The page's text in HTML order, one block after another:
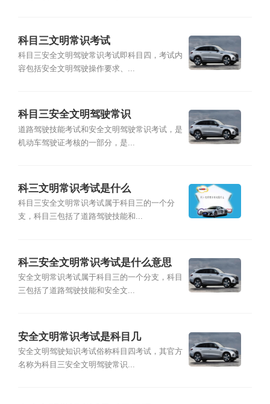
科目三文明常识考试
科目三安全文明驾驶常识考试即科目四，考试内
容包括安全文明驾驶操作要求、...
科目三安全文明驾驶常识
道路驾驶技能考试和安全文明驾驶常识考试，是
机动车驾驶证考核的一部分，是...
科三文明常识考试是什么
科目三安全文明常识考试属于科目三的一个分
支，科目三包括了道路驾驶技能和...
科三安全文明常识考试是什么意思
安全文明常识考试属于科目三的一个分支，科目
三包括了道路驾驶技能和安全文...
安全文明常识考试是科目几
安全文明驾驶知识考试俗称科目四考试，其官方
名称为科目三安全文明驾驶常识...